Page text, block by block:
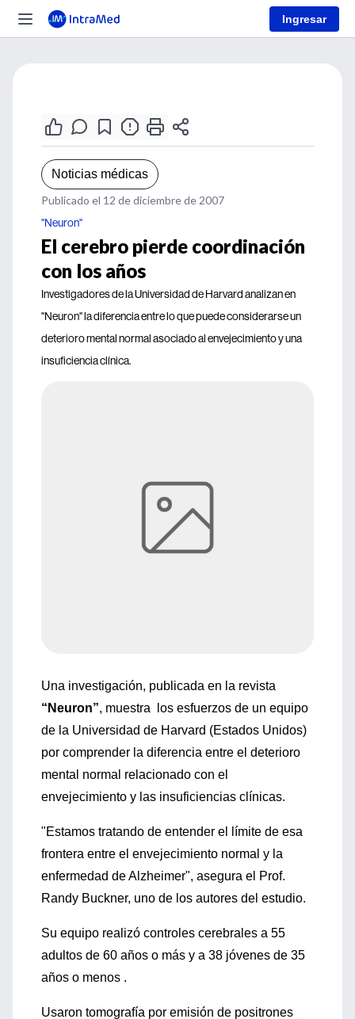
Ingresar
Noticias médicas
Publicado el 12 de diciembre de 2007
"Neuron"
El cerebro pierde coordinación
con los años
Investigadores de la Universidad de Harvard analizan en
"Neuron" la diferencia entre lo que puede considerarse un
deterioro mental normal asociado al envejecimiento y una
insuficiencia clínica.
Una investigación, publicada en la revista
“Neuron”, muestra los esfuerzos de un equipo
de la Universidad de Harvard (Estados Unidos)
por comprender la diferencia entre el deterioro
mental normal relacionado con el
envejecimiento y las insuficiencias clínicas.
"Estamos tratando de entender el límite de esa
frontera entre el envejecimiento normal y la
enfermedad de Alzheimer", asegura el Prof.
Randy Buckner, uno de los autores del estudio.
Su equipo realizó controles cerebrales a 55
adultos de 60 años o más y a 38 jóvenes de 35
años o menos .
Usaron tomografía por emisión de positrones